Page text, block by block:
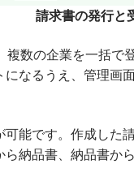
請求書の発行と
数の企業を一括で
なるうえ、管理画
可能です。作成した
納品書、納品書か